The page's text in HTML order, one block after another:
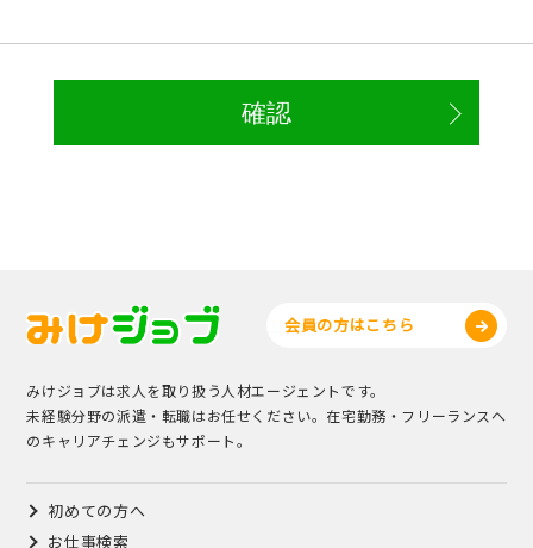
会員の方はこちら
みけジョブは求人を取り扱う人材エージェントです。
未経験分野の派遣・転職はお任せください。在宅勤務・フリーランスへ
のキャリアチェンジもサポート。
初めての方へ
お仕事検索